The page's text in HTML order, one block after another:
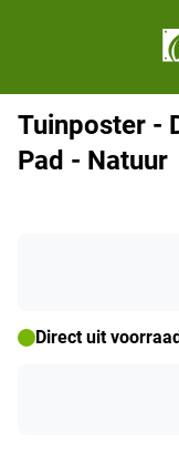
Tuinposter -
Pad - Natuur
Direct uit